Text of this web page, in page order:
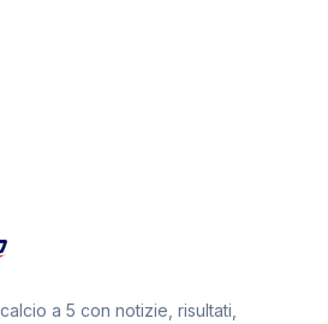
a 5 con notizie, risultati,